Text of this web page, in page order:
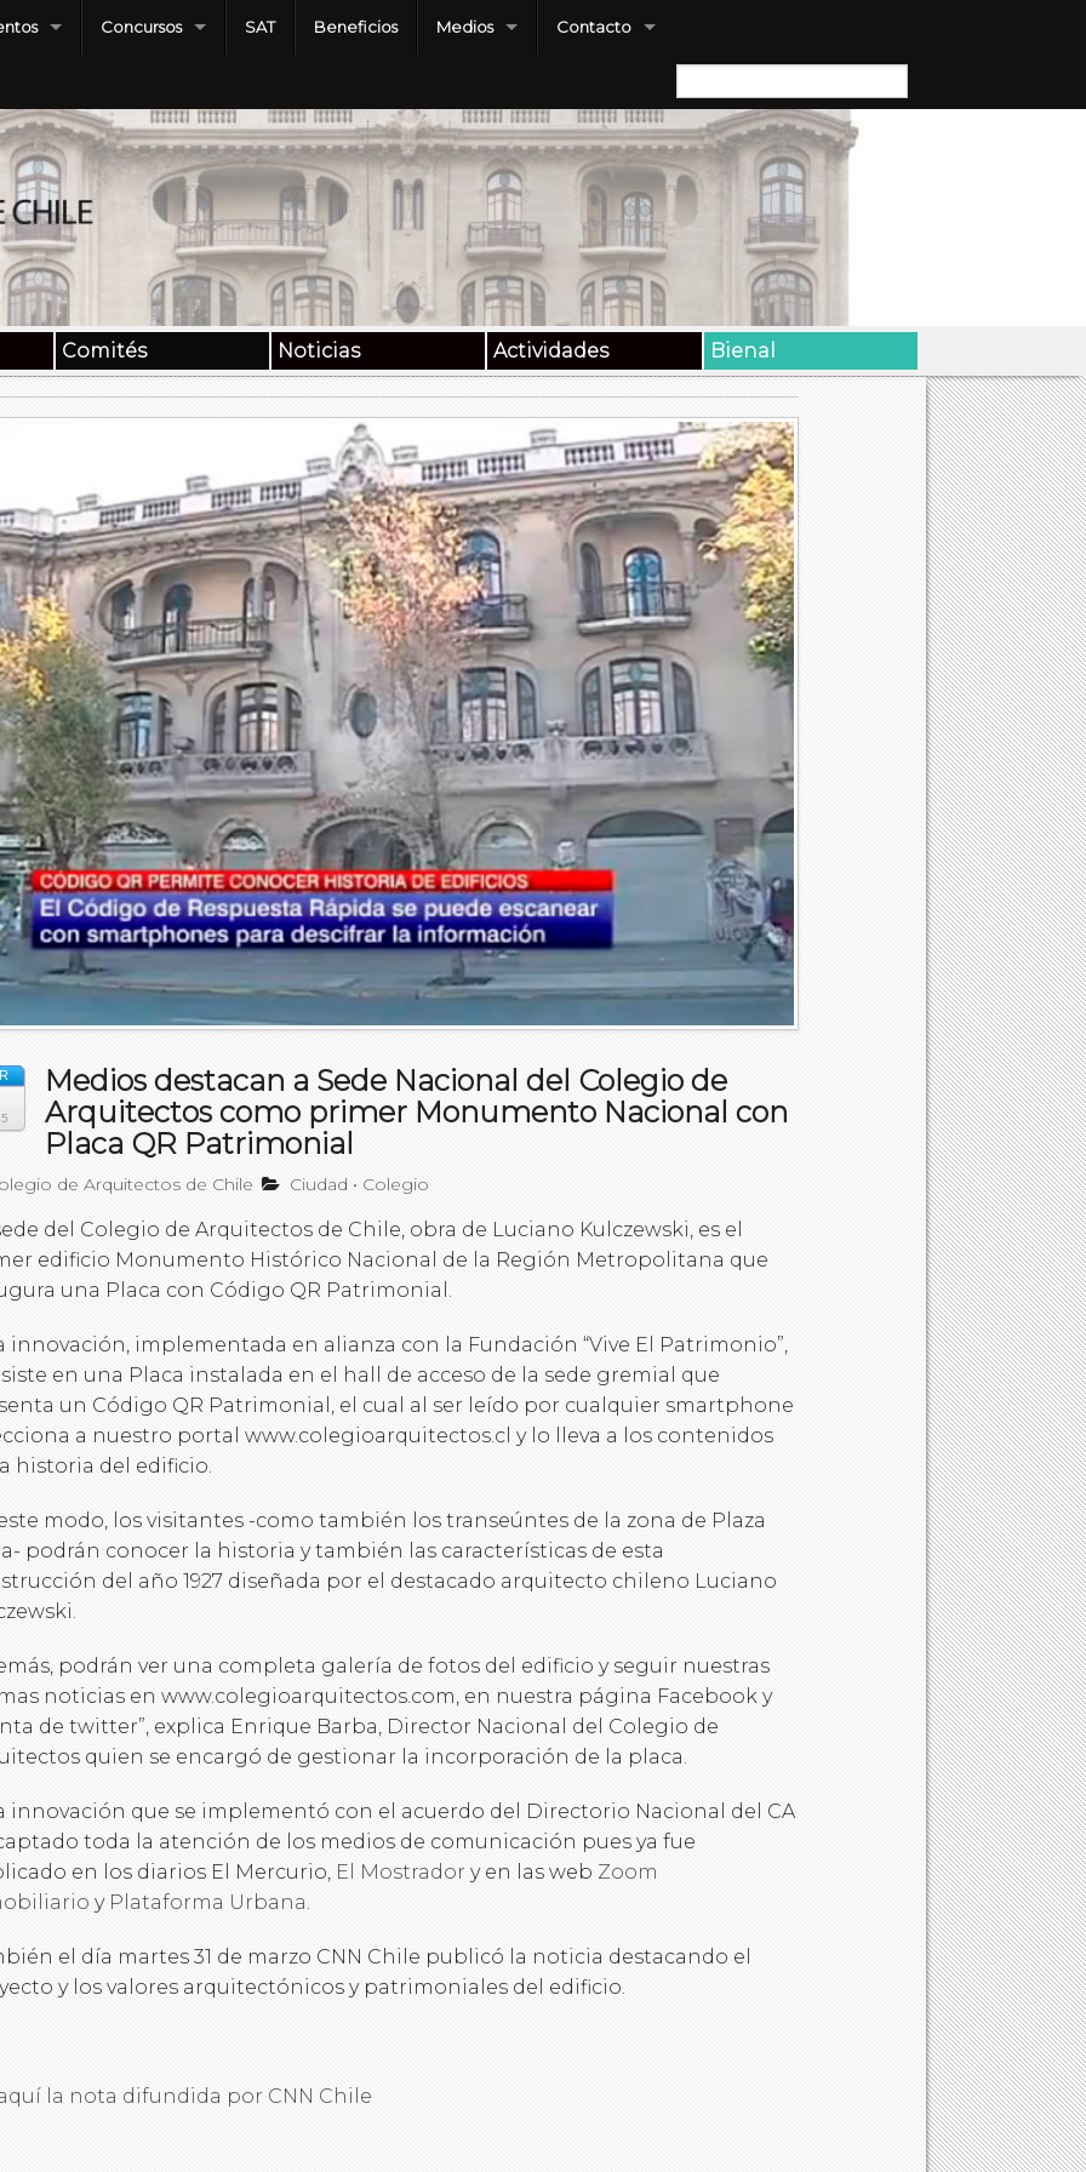
Concursos SAT Beneficios Medios Contacto
Buscar:
Comités Noticias Actividades Bienal
Medios destacan a Sede Nacional del Colegio de
Arquitectos como primer Monumento Nacional con
Placa QR Patrimonial
de Arquitectos de Chile Ciudad • Colegio
del Colegio de Arquitectos de Chile, obra de Luciano Kulczewski, es el
edificio Monumento Histórico Nacional de la Región Metropolitana que
una Placa con Código QR Patrimonial.
innovación, implementada en alianza con la Fundación “Vive El Patrimonio”,
en una Placa instalada en el hall de acceso de la sede gremial que
un Código QR Patrimonial, el cual al ser leído por cualquier smartphone
a nuestro portal www.colegioarquitectos.cl y lo lleva a los contenidos
historia del edificio.
modo, los visitantes -como también los transeúntes de la zona de Plaza
podrán conocer la historia y también las características de esta
del año 1927 diseñada por el destacado arquitecto chileno Luciano
podrán ver una completa galería de fotos del edificio y seguir nuestras
noticias en www.colegioarquitectos.com, en nuestra página Facebook y
de twitter”, explica Enrique Barba, Director Nacional del Colegio de
quien se encargó de gestionar la incorporación de la placa.
innovación que se implementó con el acuerdo del Directorio Nacional del CA
toda la atención de los medios de comunicación pues ya fue
en los diarios El Mercurio, El Mostrador y en las web Zoom
y Plataforma Urbana.
el día martes 31 de marzo CNN Chile publicó la noticia destacando el
y los valores arquitectónicos y patrimoniales del edificio.
la nota difundida por CNN Chile